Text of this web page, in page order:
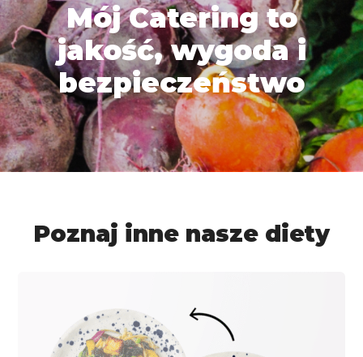
Mój Catering to
jakość, wygoda i
bezpieczeństwo
Poznaj inne nasze diety